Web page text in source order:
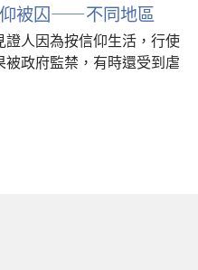
被囚——不同地區
人因為按信仰生活，行使
政府監禁，有時還受到虐